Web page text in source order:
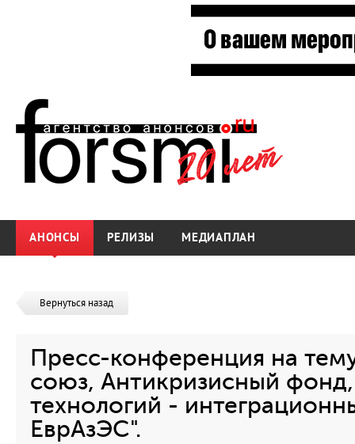
АНОНСЫ РЕЛИЗЫ МЕДИАПЛАН
Вернуться назад
Пресс-конференция на
союз, Антикризисный
технологий -
ЕврАзЭС".